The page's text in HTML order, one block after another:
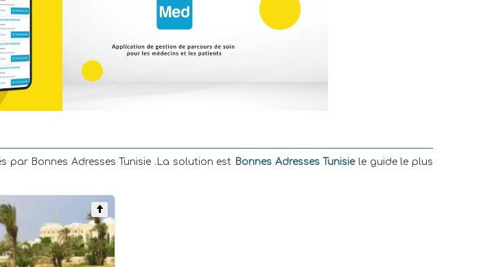
par Bonnes Adresses Tunisie .La solution est Bonnes Adresses Tunisie le guide le plus